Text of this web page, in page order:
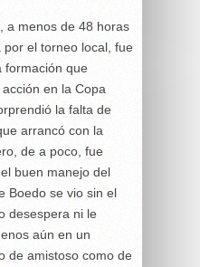
a menos de 48 horas
el torneo local, fue
formación que
en la Copa
la falta de
arrancó con la
de a poco, fue
buen manejo del
Boedo se vio sin el
desespera ni le
aún en un
de amistoso como de